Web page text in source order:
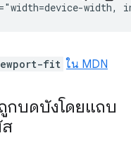
fit ใน MDN
กบดบังโดยแถบ